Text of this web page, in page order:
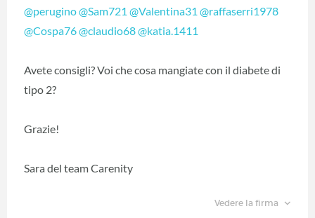
@perugino@Sam721 @Valentina31 @raffaserri1978
@Cospa76@claudio68@katia.1411
Avete consigli? Voi che cosa mangiate con il diabete di
tipo 2?
Grazie!
Sara del team Carenity
Vedere la firma